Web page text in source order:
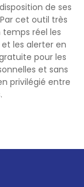
de ses
cet outil très
réel les
les alerter en
pour les
et sans
privilégié entre